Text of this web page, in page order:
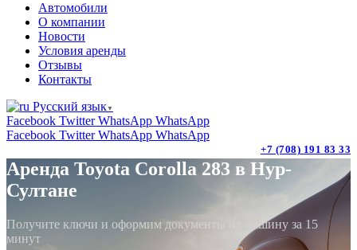
Автомобили
О компании
Новости
Условия аренды
Отзывы
Контакты
Русский язык ▼
Facebook Twitter WhatsApp WhatsApp
Facebook Twitter WhatsApp WhatsApp
+7 (708) 191 83 33
Аренда Toyota Corolla 283 в Нур-
Султане
Получите ключи и оформим документы на машину за 15
минут